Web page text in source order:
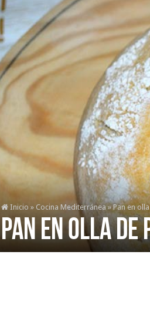
Inicio » Cocina Mediterránea » Pan en
Pan en olla de